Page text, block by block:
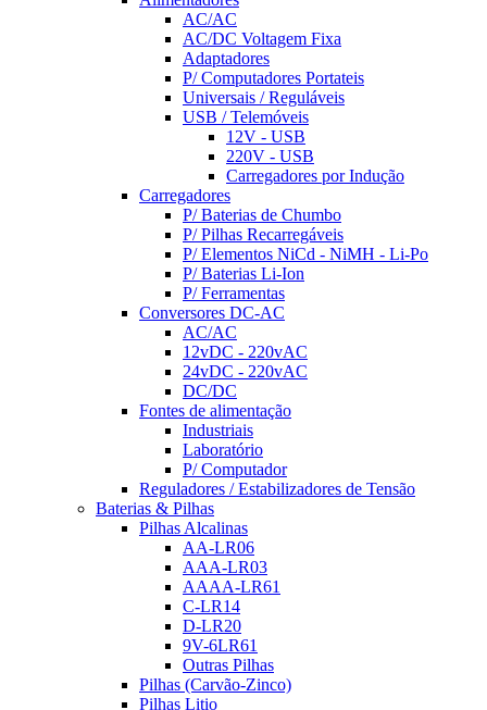
AC/AC
AC/DC Voltagem Fixa
Adaptadores
P/ Computadores Portateis
Universais / Reguláveis
USB / Telemóveis
12V - USB
220V - USB
Carregadores por Indução
Carregadores
P/ Baterias de Chumbo
P/ Pilhas Recarregáveis
P/ Elementos NiCd - NiMH - Li-Po
P/ Baterias Li-Ion
P/ Ferramentas
Conversores DC-AC
AC/AC
12vDC - 220vAC
24vDC - 220vAC
DC/DC
Fontes de alimentação
Industriais
Laboratório
P/ Computador
Reguladores / Estabilizadores de Tensão
Baterias & Pilhas
Pilhas Alcalinas
AA-LR06
AAA-LR03
AAAA-LR61
C-LR14
D-LR20
9V-6LR61
Outras Pilhas
Pilhas (Carvão-Zinco)
Pilhas Litio